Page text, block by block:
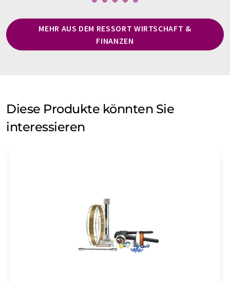
MEHR AUS DEM RESSORT WIRTSCHAFT &
FINANZEN
Diese Produkte könnten Sie
interessieren